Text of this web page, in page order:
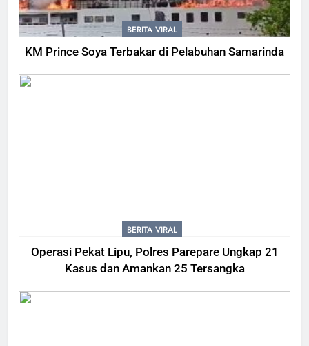
BERITA VIRAL
KM Prince Soya Terbakar di Pelabuhan Samarinda
BERITA VIRAL
Operasi Pekat Lipu, Polres Parepare Ungkap 21
Kasus dan Amankan 25 Tersangka